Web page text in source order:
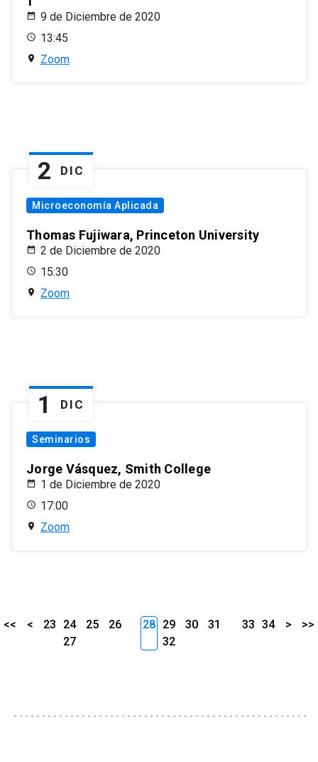
9 de Diciembre de 2020
13:45
Zoom
2 DIC
Microeconomía Aplicada
Thomas Fujiwara, Princeton University
2 de Diciembre de 2020
15:30
Zoom
1 DIC
Seminarios
Jorge Vásquez, Smith College
1 de Diciembre de 2020
17:00
Zoom
<< < 23 24 25
26
27
28 29 30
31
32
33 34 > >>